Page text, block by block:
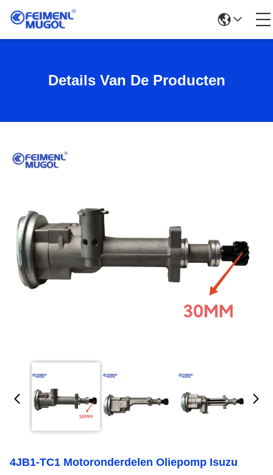
Details Van De Producten
4JB1-TC1 Motoronderdelen Oliepomp Isuzu